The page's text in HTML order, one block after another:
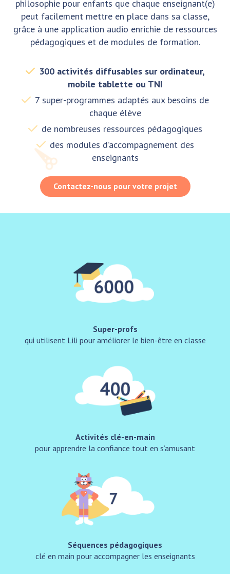
philosophie pour enfants que chaque enseignant(e)
peut facilement mettre en place dans sa classe,
grâce à une application audio enrichie de ressources
pédagogiques et de modules de formation.
300 activités diffusables sur ordinateur,
mobile tablette ou TNI
7 super-programmes adaptés aux besoins de
chaque élève
de nombreuses ressources pédagogiques
des modules d’accompagnement des
enseignants
Contactez-nous pour votre projet
Super-profs
qui utilisent Lili pour améliorer le bien-être en classe
Activités clé-en-main
pour apprendre la confiance tout en s’amusant
Séquences pédagogiques
clé en main pour accompagner les enseignants